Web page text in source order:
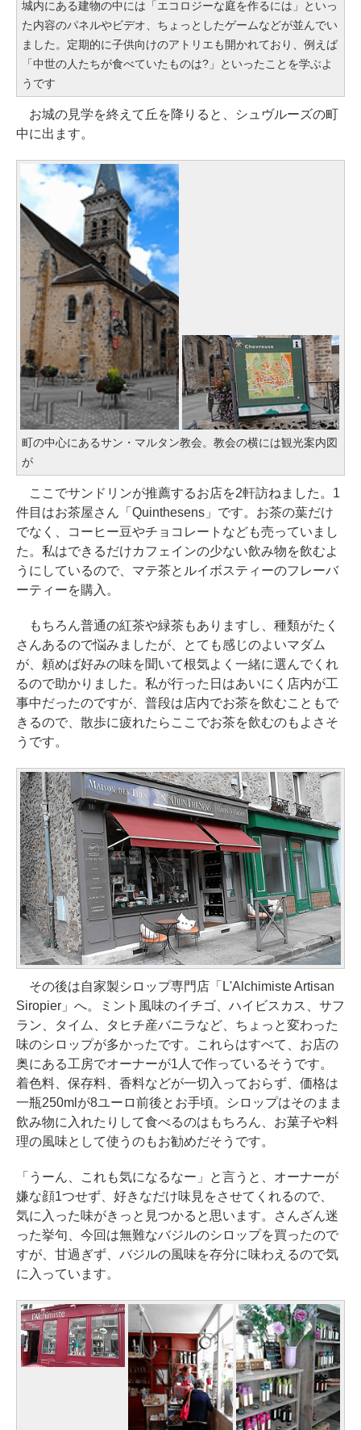
城内にある建物の中には「エコロジーな庭を作るには」といっ
た内容のパネルやビデオ、ちょっとしたゲームなどが並んでい
ました。定期的に子供向けのアトリエも開かれており、例えば
「中世の人たちが食べていたものは?」といったことを学ぶよ
うです
お城の見学を終えて丘を降りると、シュヴルーズの町
中に出ます。
町の中心にあるサン・マルタン教会。教会の横には観光案内図
が
ここでサンドリンが推薦するお店を2軒訪ねました。1
件目はお茶屋さん「Quinthesens」です。お茶の葉だけ
でなく、コーヒー豆やチョコレートなども売っていまし
た。私はできるだけカフェインの少ない飲み物を飲むよ
うにしているので、マテ茶とルイボスティーのフレーバ
ーティーを購入。
もちろん普通の紅茶や緑茶もありますし、種類がたく
さんあるので悩みましたが、とても感じのよいマダム
が、頼めば好みの味を聞いて根気よく一緒に選んでくれ
るので助かりました。私が行った日はあいにく店内が工
事中だったのですが、普段は店内でお茶を飲むこともで
きるので、散歩に疲れたらここでお茶を飲むのもよさそ
うです。
その後は自家製シロップ専門店「L'Alchimiste Artisan
Siropier」へ。ミント風味のイチゴ、ハイビスカス、サフ
ラン、タイム、タヒチ産バニラなど、ちょっと変わった
味のシロップが多かったです。これらはすべて、お店の
奥にある工房でオーナーが1人で作っているそうです。
着色料、保存料、香料などが一切入っておらず、価格は
一瓶250mlが8ユーロ前後とお手頃。シロップはそのまま
飲み物に入れたりして食べるのはもちろん、お菓子や料
理の風味として使うのもお勧めだそうです。
「うーん、これも気になるなー」と言うと、オーナーが
嫌な顔1つせず、好きなだけ味見をさせてくれるので、
気に入った味がきっと見つかると思います。さんざん迷
った挙句、今回は無難なバジルのシロップを買ったので
すが、甘過ぎず、バジルの風味を存分に味わえるので気
に入っています。